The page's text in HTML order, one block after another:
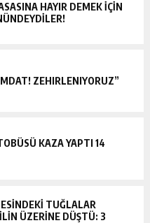
HAYIR DEMEK İÇİN
ZEHIRLENIYORUZ”
KAZA YAPTI 14
TUĞLALAR
ÜZERİNE DÜŞTÜ: 3